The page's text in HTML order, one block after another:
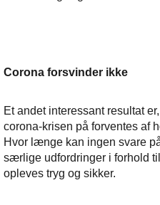
Corona forsvinder ikke
Et andet interessant resultat
corona-krisen på forventes af
Hvor længe kan ingen svare
særlige udfordringer i forhold
opleves tryg og sikker.